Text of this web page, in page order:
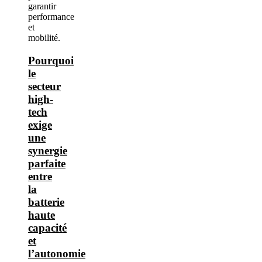
Pourquoi
le
secteur
high-
tech
exige
une
synergie
parfaite
entre
la
batterie
haute
capacité
et
l’autonomie